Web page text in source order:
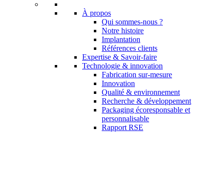
À propos
Qui sommes-nous ?
Notre histoire
Implantation
Références clients
Expertise & Savoir-faire
Technologie & innovation
Fabrication sur-mesure
Innovation
Qualité & environnement
Recherche & développement
Packaging écoresponsable et
personnalisable
Rapport RSE